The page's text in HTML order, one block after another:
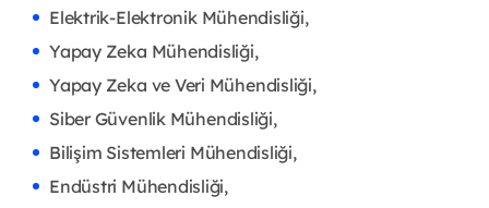
Elektrik-Elektronik Mühendisliği,
Yapay Zeka Mühendisliği,
Yapay Zeka ve Veri Mühendisliği,
Siber Güvenlik Mühendisliği,
Bilişim Sistemleri Mühendisliği,
Endüstri Mühendisliği,